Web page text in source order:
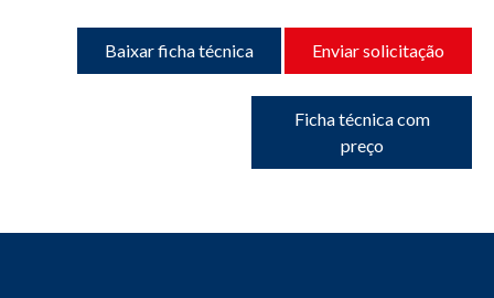
Baixar ficha técnica Enviar solicitação
Ficha técnica com
preço